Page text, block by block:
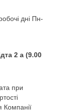
дні Пн-
2 а (9.00
при
Компанії